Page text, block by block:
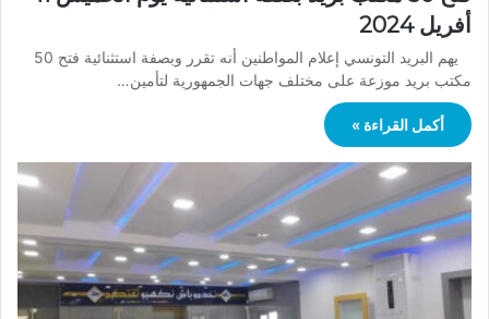
أفريل 2024
يهم البريد التونسي إعلام المواطنين أنه تقرر وبصفة استثنائية فتح 50
مكتب بريد موزعة على مختلف جهات الجمهورية لتأمين…
أكمل القراءة »